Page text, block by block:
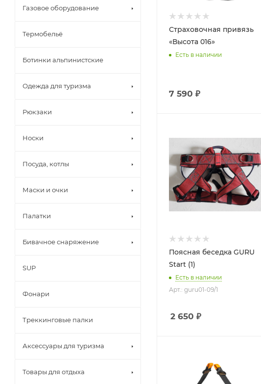
Страховочная привязь
«Высота 016»
Есть в наличии
7 590 ₽
Поясная беседка GURU
Start (1)
Есть в наличии
Арт.: guru01-09/1
2 650 ₽
Газовое оборудование
Термобельё
Ботинки альпинистские
Одежда для туризма
Рюкзаки
Носки
Посуда, котлы
Маски и очки
Палатки
Бивачное снаряжение
SUP
Фонари
Треккинговые палки
Аксессуары для туризма
Товары для отдыха